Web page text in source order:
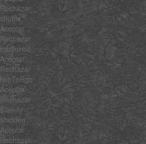
Rechazar
shuffle
Aceptar
Rechazar
rgbToHsb
Aceptar
Rechazar
hsbToRgb
Aceptar
Rechazar
$family
$hidden
Aceptar
Rechazar